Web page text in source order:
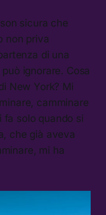
sicura che
non priva
di una
ignorare. Cosa
New York? Mi
camminare
fa solo quando si
che già aveva
mi ha